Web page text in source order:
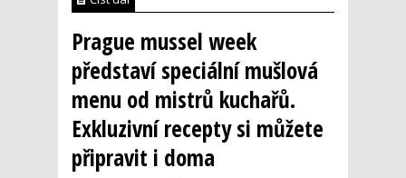
Prague mussel week
představí speciální mušlová
menu od mistrů kuchařů.
Exkluzivní recepty si můžete
připravit i doma